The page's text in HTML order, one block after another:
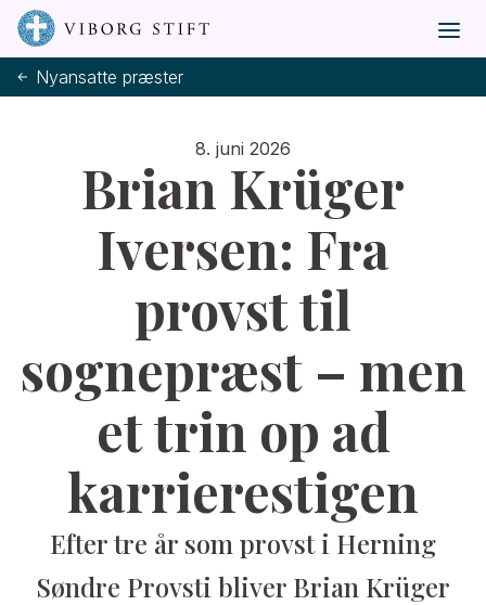
Nyansatte præster
8. juni 2026
Brian Krüger
Iversen: Fra
provst til
sognepræst – men
et trin op ad
karrierestigen
Efter tre år som provst i Herning
Søndre Provsti bliver Brian Krüger